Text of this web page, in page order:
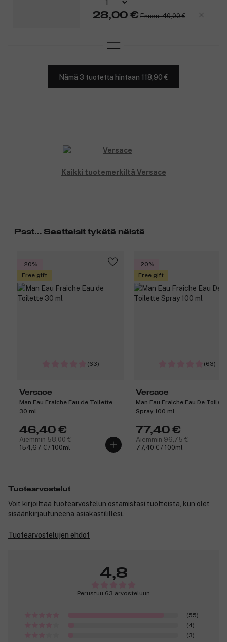
28,00 € Ennen: 40,00 €
Nämä 3 tuotetta hintaan 118,90 €
Kaikki tuotemerkiltä Versace
Psst... Saattaisit tykätä näistä
-20%
Free gift
(63)
Versace
Man Eau Fraiche Eau de Toilette
30 ml
46,40 €
Aiemmin 58,00 €
154,67 € / 100ml
-20%
Free gift
(63)
Versace
Man Eau Fraiche Eau De
Spray 100 ml
77,40 €
Aiemmin 96,75 €
77,40 € / 100ml
Tuotearvostelut
Voit kirjoittaa tuotearvostelun ostamistasi tuotteista, kun olet
sisäänkirjautuneena asiakastilillesi.
Tuotearvostelujen ehdot
4,8
Perustuu 63 arvosteluun
(55)
(4)
(3)